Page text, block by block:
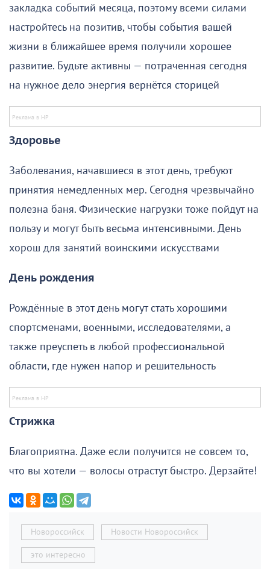
закладка событий месяца, поэтому всеми силами
настройтесь на позитив, чтобы события вашей
жизни в ближайшее время получили хорошее
развитие. Будьте активны — потраченная сегодня
на нужное дело энергия вернётся сторицей
Здоровье
Заболевания, начавшиеся в этот день, требуют
принятия немедленных мер. Сегодня чрезвычайно
полезна баня. Физические нагрузки тоже пойдут на
пользу и могут быть весьма интенсивными. День
хорош для занятий воинскими искусствами
День рождения
Рождённые в этот день могут стать хорошими
спортсменами, военными, исследователями, а
также преуспеть в любой профессиональной
области, где нужен напор и решительность
Стрижка
Благоприятна. Даже если получится не совсем то,
что вы хотели — волосы отрастут быстро. Дерзайте!
Новороссийск Новости Новороссийск
это интересно